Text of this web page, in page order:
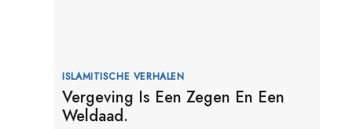
ISLAMITISCHE VERHALEN
Vergeving Is Een Zegen En Een
Weldaad.